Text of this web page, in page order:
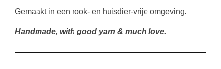
Gemaakt in een rook- en huisdier-vrije omgeving.
Handmade, with good yarn & much love.